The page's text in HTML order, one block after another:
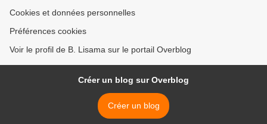
Cookies et données personnelles
Préférences cookies
Voir le profil de B. Lisama sur le portail Overblog
Créer un blog sur Overblog
Créer un blog